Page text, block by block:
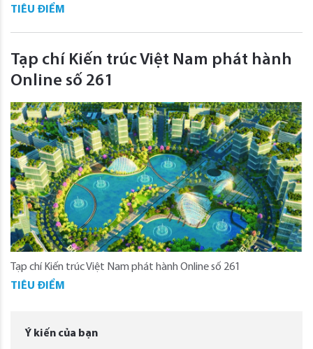
TIÊU ĐIỂM
Tạp chí Kiến trúc Việt Nam phát hành
Online số 261
Tạp chí Kiến trúc Việt Nam phát hành Online số 261
TIÊU ĐIỂM
Ý kiến của bạn